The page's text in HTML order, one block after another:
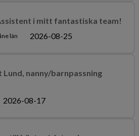
i mitt fantastiska team!
län 2026-08-25
nanny/barnpassning
2026-08-17